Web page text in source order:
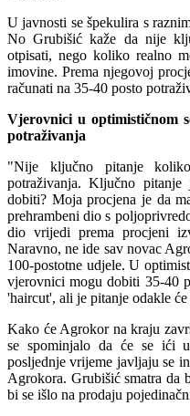
U javnosti se špekulira s
No Grubišić kaže da nije
otpisati, nego koliko realno
imovine. Prema njegovoj
računati na 35-40 posto
Vjerovnici u optimističnom
potraživanja
"Nije ključno pitanje
potraživanja. Ključno
dobiti? Moja procjena je da
prehrambeni dio s
dio vrijedi prema procjeni
Naravno, ne ide sav novac
100-postotne udjele. U
vjerovnici mogu dobiti 35-40
'haircut', ali je pitanje odakle
Kako će Agrokor na kraju
se spominjalo da će se ići
posljednje vrijeme javljaju se
Agrokora. Grubišić smatra da
bi se išlo na prodaju